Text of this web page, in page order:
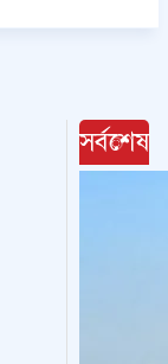
সর্বশেষ